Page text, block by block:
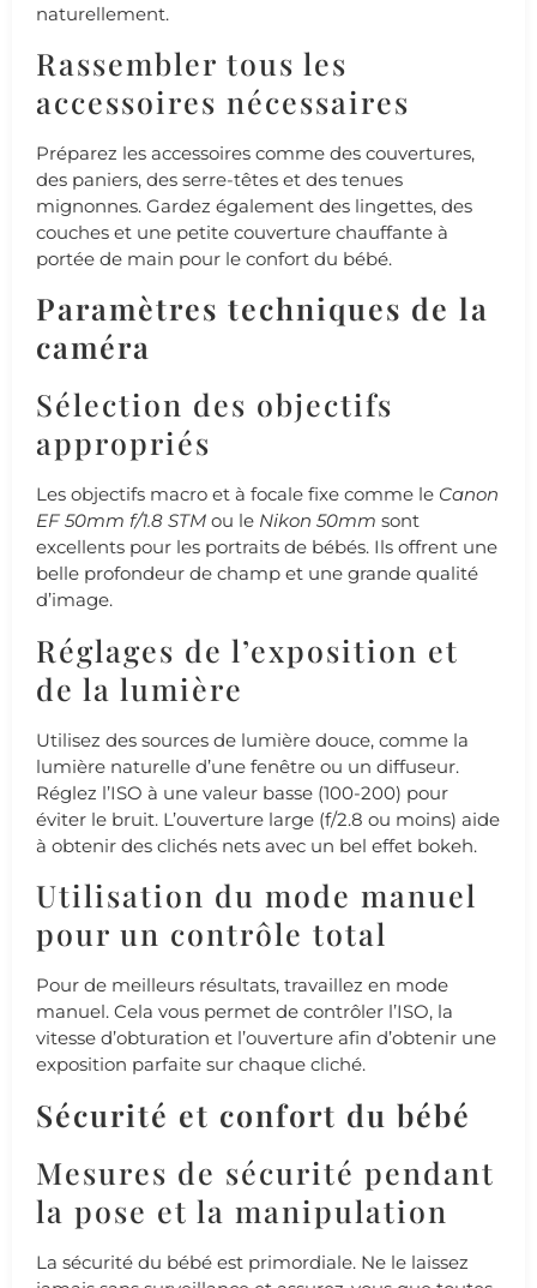
naturellement.
Rassembler tous les
accessoires nécessaires
Préparez les accessoires comme des couvertures,
des paniers, des serre-têtes et des tenues
mignonnes. Gardez également des lingettes, des
couches et une petite couverture chauffante à
portée de main pour le confort du bébé.
Paramètres techniques de la
caméra
Sélection des objectifs
appropriés
Les objectifs macro et à focale fixe comme le Canon
EF 50mm f/1.8 STM ou le Nikon 50mm sont
excellents pour les portraits de bébés. Ils offrent une
belle profondeur de champ et une grande qualité
d’image.
Réglages de l’exposition et
de la lumière
Utilisez des sources de lumière douce, comme la
lumière naturelle d’une fenêtre ou un diffuseur.
Réglez l’ISO à une valeur basse (100-200) pour
éviter le bruit. L’ouverture large (f/2.8 ou moins) aide
à obtenir des clichés nets avec un bel effet bokeh.
Utilisation du mode manuel
pour un contrôle total
Pour de meilleurs résultats, travaillez en mode
manuel. Cela vous permet de contrôler l’ISO, la
vitesse d’obturation et l’ouverture afin d’obtenir une
exposition parfaite sur chaque cliché.
Sécurité et confort du bébé
Mesures de sécurité pendant
la pose et la manipulation
La sécurité du bébé est primordiale. Ne le laissez